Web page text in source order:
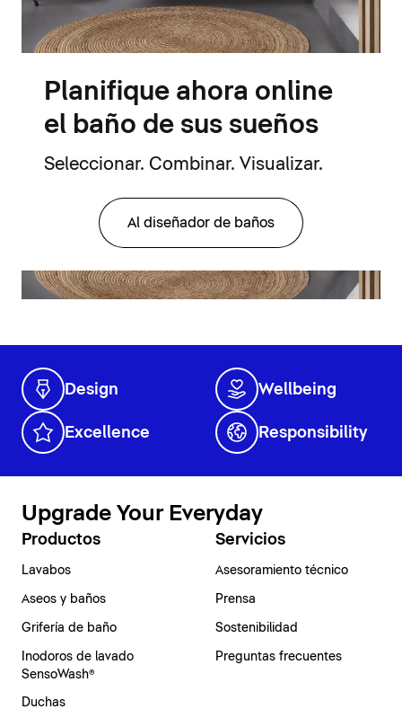
Planifique ahora online
el baño de sus sueños
Seleccionar. Combinar. Visualizar.
Al diseñador de baños
Design Wellbeing
Excellence Responsibility
Upgrade Your Everyday
Productos
Lavabos
Aseos y baños
Grifería de baño
Inodoros de lavado
SensoWash®
Duchas
Servicios
Asesoramiento técnico
Prensa
Sostenibilidad
Preguntas frecuentes